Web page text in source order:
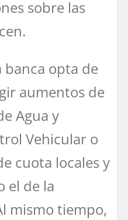
sobre las
banca opta de
aumentos de
Agua y
Vehicular o
cuota locales y
el de la
mismo tiempo,